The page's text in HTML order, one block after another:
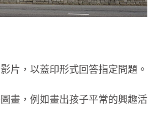
片，以蓋印形式回答指定問題。
畫，例如畫出孩子平常的興趣活